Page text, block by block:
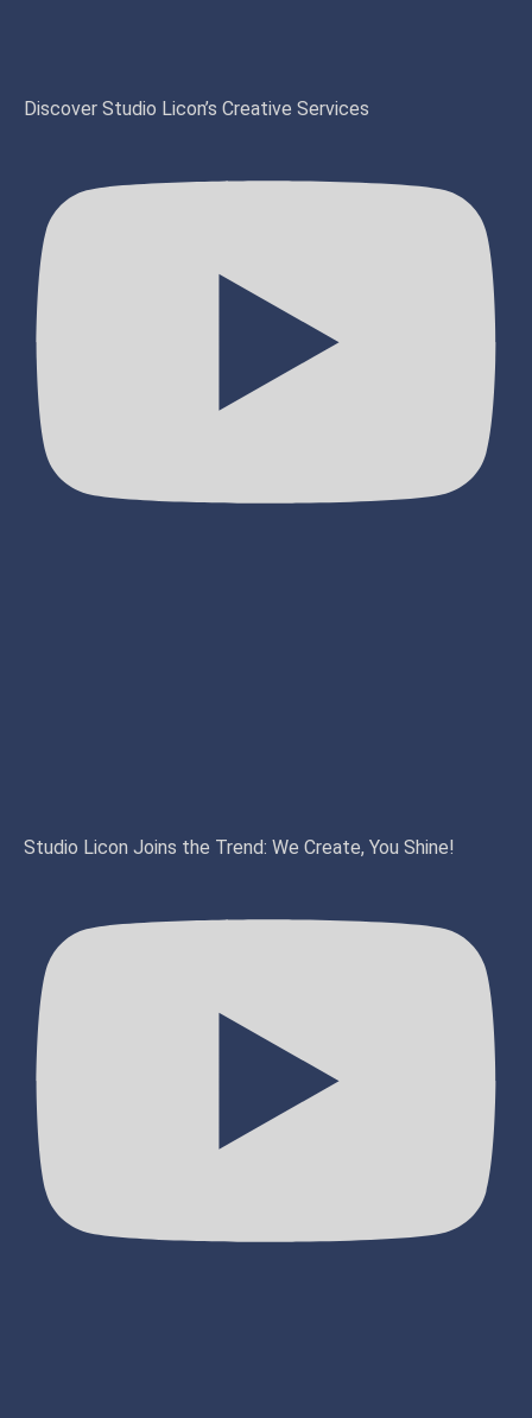
Discover Studio Licon’s Creative Services
Studio Licon Joins the Trend: We Create, You Shine!